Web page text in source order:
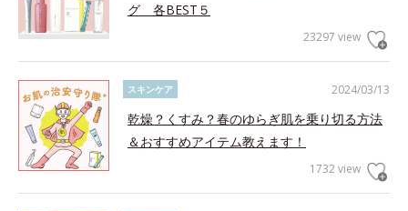
グ 各BEST５
23297 view
2024/03/13
スキンケア
乾燥？くすみ？春のゆらぎ肌を乗り切る方法
＆おすすめアイテム教えます！
1732 view